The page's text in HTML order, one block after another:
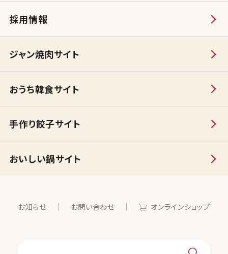
採用情報
ジャン焼肉サイト
おうち韓食サイト
手作り餃子サイト
おいしい鍋サイト
お知らせ お問い合わせ オンラインショップ